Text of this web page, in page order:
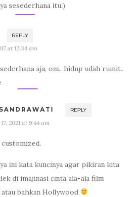
sesederhana itu:)
REPLY
at 12:34 am
aja, om.. hidup udah rumit..
REPLY
2021 at 9:44 am
ini kata kuncinya agar pikiran kita
di imajinasi cinta ala-ala film
bahkan Hollywood